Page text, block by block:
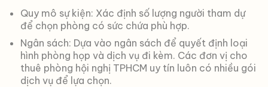
Quy mô sự kiện: Xác định số lượng người tham dự
để chọn phòng có sức chứa phù hợp.
Ngân sách: Dựa vào ngân sách để quyết định loại
hình phòng họp và dịch vụ đi kèm. Các đơn vị cho
thuê phòng hội nghị TPHCM uy tín luôn có nhiều gói
dịch vụ để lựa chọn.